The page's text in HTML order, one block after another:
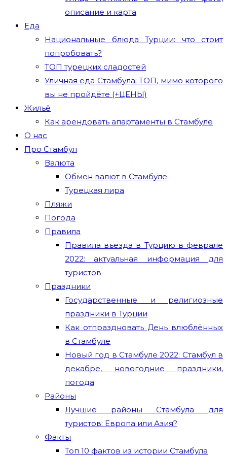
описание и карта
Еда
Национальные блюда Турции: что стоит
попробовать?
ТОП турецких сладостей
Уличная еда Стамбула: ТОП, мимо которого
вы не пройдёте (+ЦЕНЫ)
Жильё
Как арендовать апартаменты в Стамбуле
О нас
Про Стамбул
Валюта
Обмен валют в Стамбуле
Турецкая лира
Пляжи
Погода
Правила
Правила въезда в Турцию в феврале
2022: актуальная информация для
туристов
Праздники
Государственные и религиозные
праздники в Турции
Как отпраздновать День влюблённых
в Стамбуле
Новый год в Стамбуле 2022: Стамбул в
декабре, новогодние праздники,
погода
Районы
Лучшие районы Стамбула для
туристов: Европа или Азия?
Факты
Топ 10 фактов из истории Стамбула